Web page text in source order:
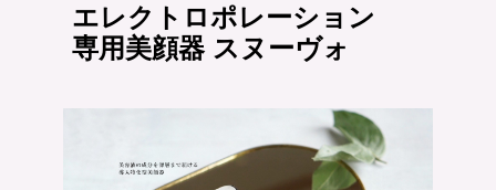
エレクトロポレーション
専用美顔器 スヌーヴォ